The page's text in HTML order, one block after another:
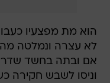
הוא מת מפצעיו
לא עצרה ונמלטה
אם ובתה בחשד
וניסו לשבש חקירה